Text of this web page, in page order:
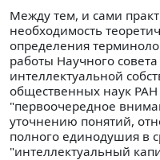
Между тем, и сами
необходимость
определения
работы Научного
интеллектуальной
общественных наук РАН
"первоочередное
уточнению понятий,
полного единодушия в
"интеллектуальный